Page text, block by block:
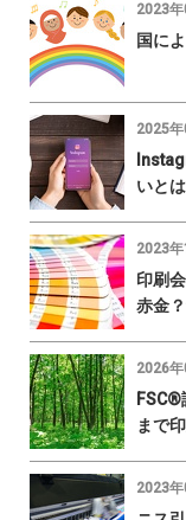
2023年
国に
2025年
いと
2023年
印刷
赤金
2026年
FSC®
まで
2023年